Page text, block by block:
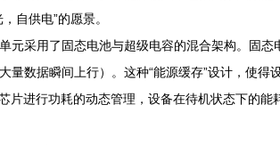
自供电”的愿景。
元采用了固态电池与超级电容的混合架构。固
量数据瞬间上行）。这种“能源缓存”设计，使得
片进行功耗的动态管理，设备在待机状态下的